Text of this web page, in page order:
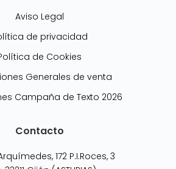
Aviso Legal
de privacidad
de Cookies
Generales de venta
Campaña de Texto 2026
Contacto
172 P.I.Roces, 3